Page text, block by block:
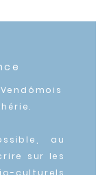
au
sur les
culturels